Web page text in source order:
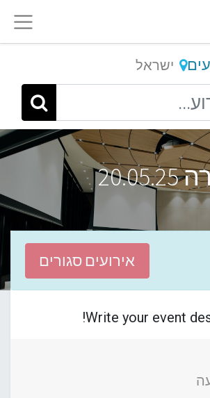
ישראל
אירועים סגורים
Write your event